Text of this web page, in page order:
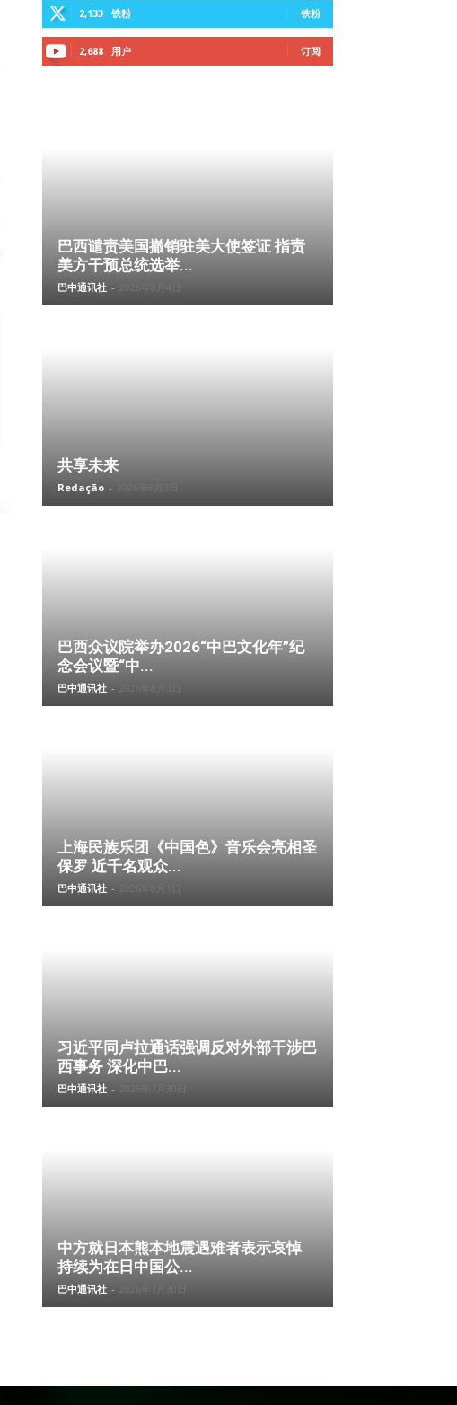
2,133 铁粉 铁粉
2,688 用户 订阅
巴西谴责美国撤销驻美大使签证 指责
美方干预总统选举...
巴中通讯社 -
共享未来
Redação -
巴西众议院举办2026“中巴文化年”纪
念会议暨“中...
巴中通讯社 -
上海民族乐团《中国色》音乐会亮相圣
保罗 近千名观众...
巴中通讯社 -
习近平同卢拉通话强调反对外部干涉巴
西事务 深化中巴...
巴中通讯社 - 2026年7月30日
中方就日本熊本地震遇难者表示哀悼
持续为在日中国公...
巴中通讯社 - 2026年7月30日